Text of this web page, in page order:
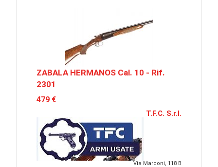
ZABALA HERMANOS Cal. 10 - Rif.
2301
479 €
T.F.C. S.r.l.
Via Marconi, 118 B